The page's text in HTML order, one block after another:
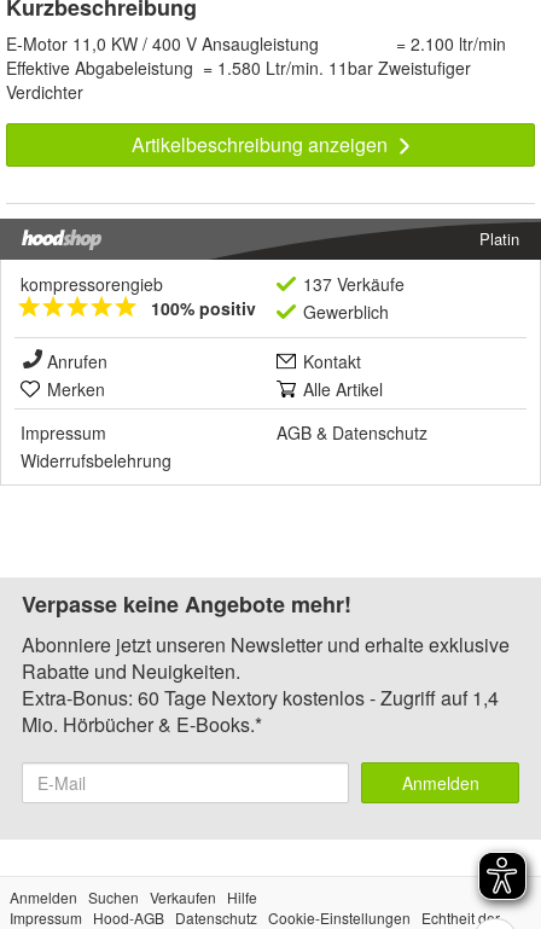
Kurzbeschreibung
E-Motor 11,0 KW / 400 V Ansaugleistung = 2.100 ltr/min
Effektive Abgabeleistung = 1.580 Ltr/min. 11bar Zweistufiger
Verdichter
Artikelbeschreibung anzeigen
Platin
kompressorengieb
100% positiv
137 Verkäufe
Gewerblich
Anrufen
Kontakt
Merken
Alle Artikel
Impressum
AGB & Datenschutz
Widerrufsbelehrung
Verpasse keine Angebote mehr!
Abonniere jetzt unseren Newsletter und erhalte exklusive
Rabatte und Neuigkeiten.
Extra-Bonus: 60 Tage Nextory kostenlos - Zugriff auf 1,4
Mio. Hörbücher & E-Books.*
Anmelden
Anmelden Suchen Verkaufen
Hilfe
Impressum
Hood-AGB Datenschutz Cookie-Einstellungen
Echtheit der